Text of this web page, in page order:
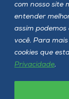
com nosso site
entender
assim
você. Para
cookies que
Privacidade.